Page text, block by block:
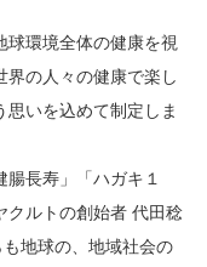
環境全体の健康を視
界の人々の健康で楽し
いを込めて制定しま
長寿」「ハガキ１
クルトの創始者 代田稔
地球の、地域社会の